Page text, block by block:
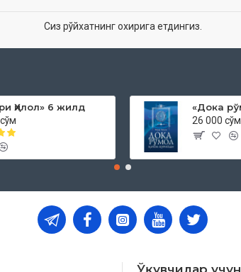
Сиз рўйхатнинг охирига етдингиз.
Ҳилол» 6 жилд
26 000 сўм